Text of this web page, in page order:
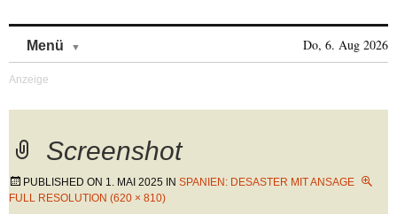
Menü Do, 6. Aug 2026
Screenshot
PUBLISHED ON 1. MAI 2025 IN SPANIEN: DESASTER MIT ANSAGE
FULL RESOLUTION (620 × 810)